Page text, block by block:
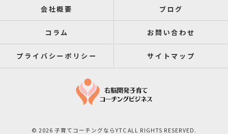
会社概要 ブログ
コラム お問い合わせ
プライバシーポリシー サイトマップ
© 2026 子育てコーチングならYTC ALL RIGHTS RESERVED.